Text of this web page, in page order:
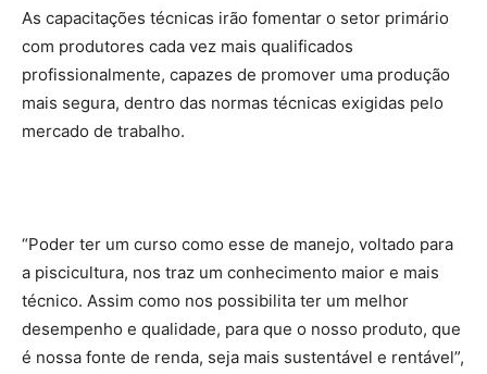
As capacitações técnicas irão fomentar o setor primário
com produtores cada vez mais qualificados
profissionalmente, capazes de promover uma produção
mais segura, dentro das normas técnicas exigidas pelo
mercado de trabalho.
“Poder ter um curso como esse de manejo, voltado para
a piscicultura, nos traz um conhecimento maior e mais
técnico. Assim como nos possibilita ter um melhor
desempenho e qualidade, para que o nosso produto, que
é nossa fonte de renda, seja mais sustentável e rentável”,